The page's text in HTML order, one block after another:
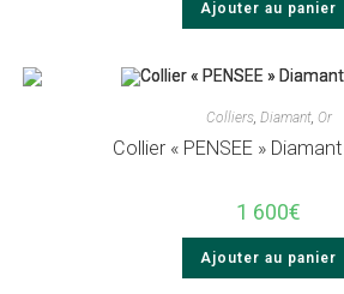
Ajouter au panier
Colliers, Diamant, Or
Collier « PENSEE »
1 600€
Ajouter au panier